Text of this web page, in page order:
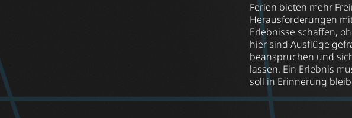
Ferien bieten mehr
Herausforderungen
Erlebnisse schaffen,
hier sind Ausflüge
beanspruchen und
lassen. Ein Erlebnis
soll in Erinnerung